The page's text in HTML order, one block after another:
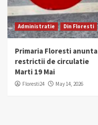
Administratie Din Floresti
Primaria Floresti anunta
restrictii de circulatie
Marti 19 Mai
Floresti24 May 14, 2026